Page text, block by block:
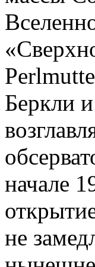
Беркли
начале
не